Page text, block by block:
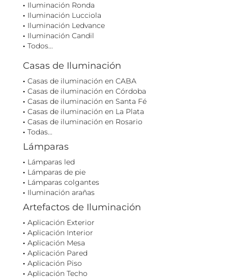
Iluminación Ronda
Iluminación Lucciola
Iluminación Ledvance
Iluminación Candil
Todos...
Casas de Iluminación
Casas de iluminación en CABA
Casas de iluminación en Córdoba
Casas de iluminación en Santa Fé
Casas de iluminación en La Plata
Casas de iluminación en Rosario
Todas...
Lámparas
Lámparas led
Lámparas de pie
Lámparas colgantes
Iluminación arañas
Artefactos de Iluminación
Aplicación Exterior
Aplicación Interior
Aplicación Mesa
Aplicación Pared
Aplicación Piso
Aplicación Techo